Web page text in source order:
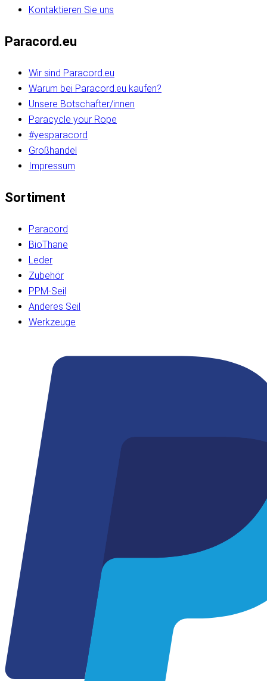
Kontaktieren Sie uns
Paracord.eu
Wir sind Paracord.eu
Warum bei Paracord.eu kaufen?
Unsere Botschafter/innen
Paracycle your Rope
#yesparacord
Großhandel
Impressum
Sortiment
Paracord
BioThane
Leder
Zubehör
PPM-Seil
Anderes Seil
Werkzeuge